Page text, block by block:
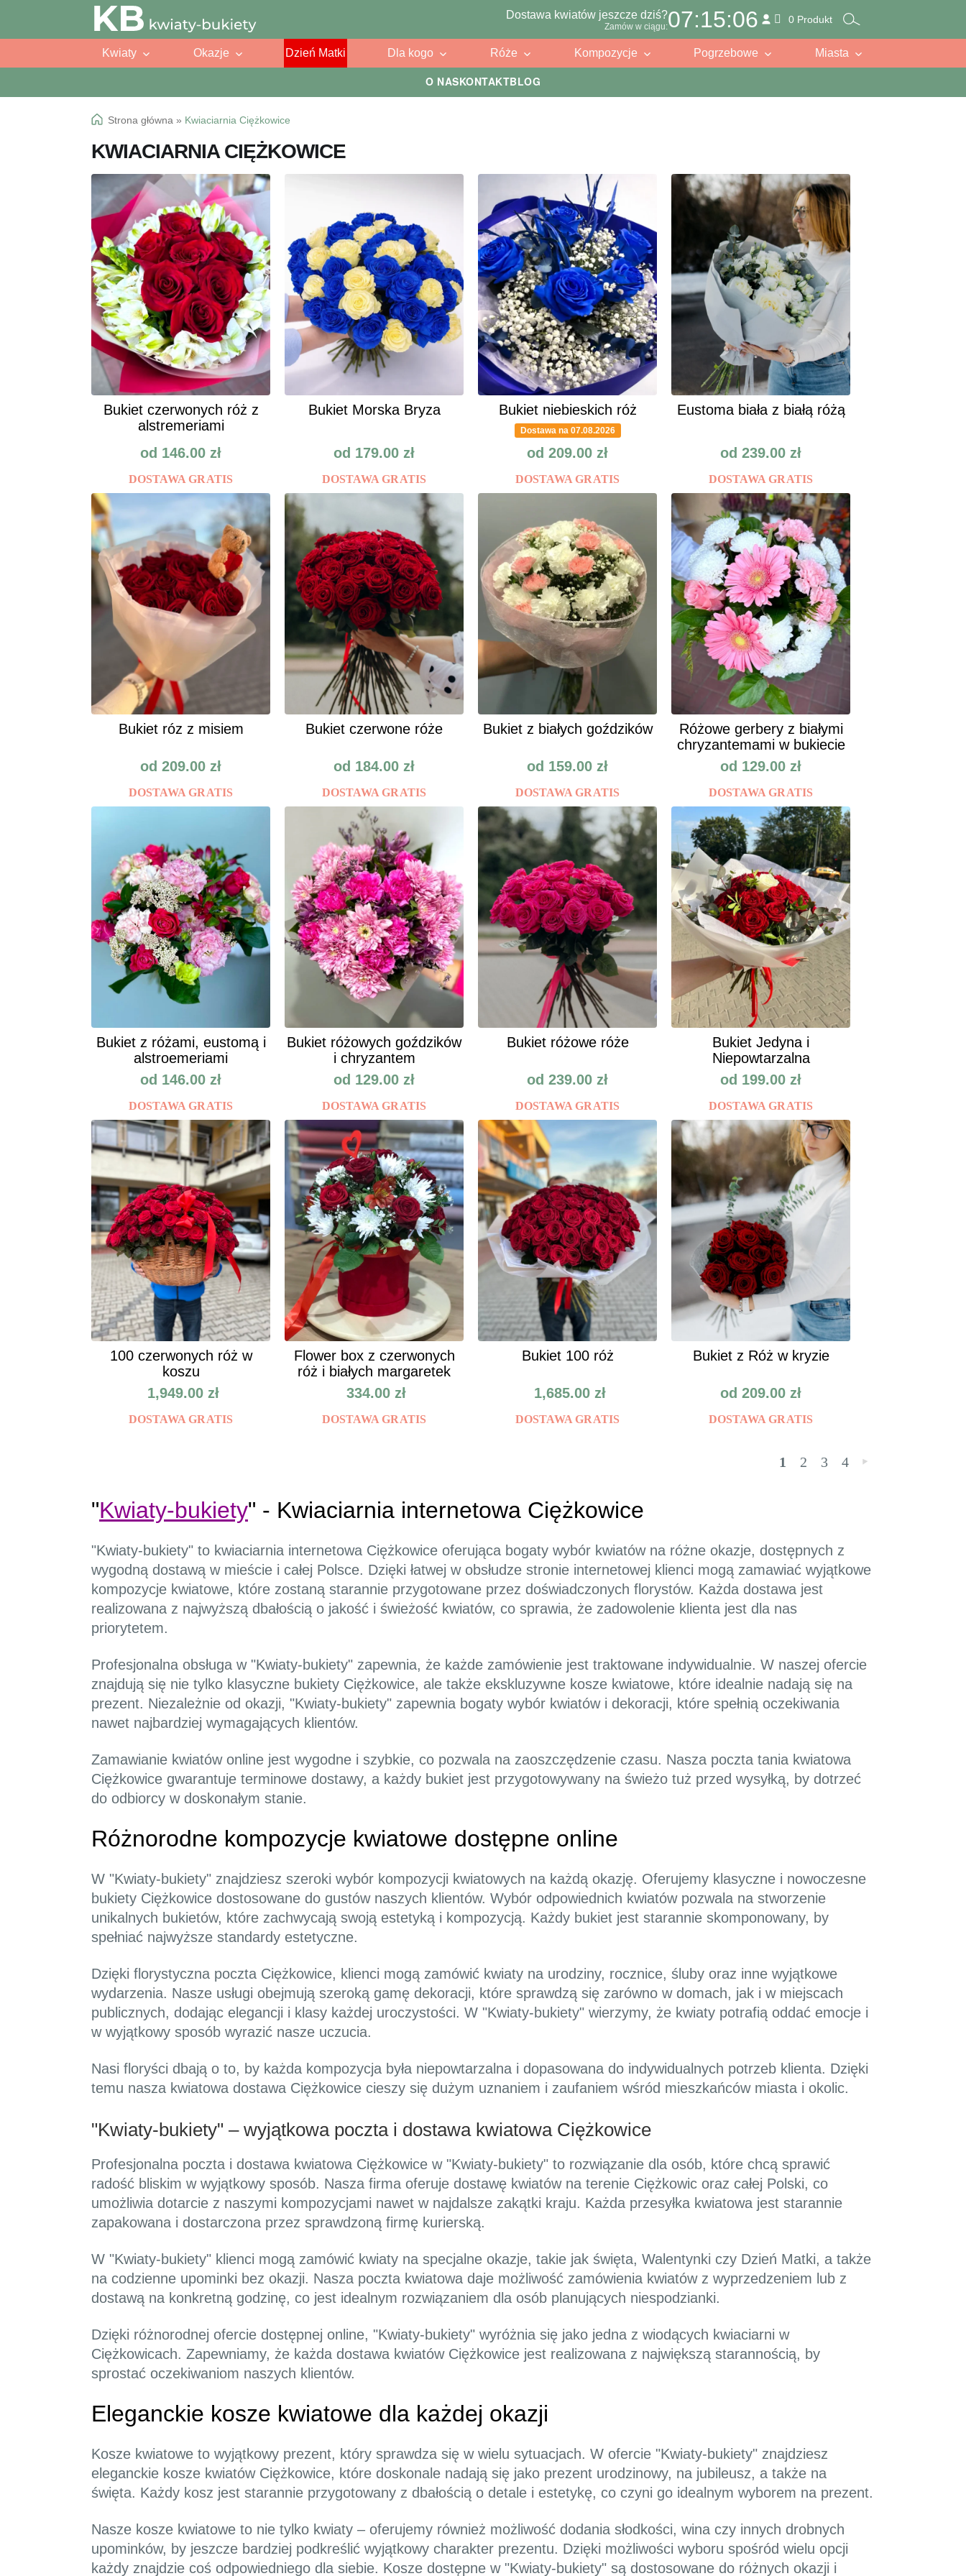
O NASKONTAKTBLOG
Przejdź
do
Przejdź
do
Dostawa kwiatów jeszcze dziś?
Zamów w ciągu:07:15:05 0 Produkt
Kwiaty Okazje Dzień Matki Dla kogo Róże Kompozycje Pogrzebowe Miasta
Strona główna » Kwiaciarnia Ciężkowice
KWIACIARNIA CIĘŻKOWICE
Bukiet czerwonych róż z
alstremeriami
od 146.00 zł
DOSTAWA GRATIS
Bukiet Morska Bryza
od 179.00 zł
DOSTAWA GRATIS
Bukiet niebieskich róż
Dostawa na 07.08.2026
od 209.00 zł
DOSTAWA GRATIS
Eustoma biała z białą różą
od 239.00 zł
DOSTAWA GRATIS
Bukiet róz z misiem
od 209.00 zł
DOSTAWA GRATIS
Bukiet czerwone róże
od 184.00 zł
DOSTAWA GRATIS
Bukiet z białych goździków
od 159.00 zł
DOSTAWA GRATIS
Różowe gerbery z białymi
chryzantemami w bukiecie
od 129.00 zł
DOSTAWA GRATIS
Bukiet z różami, eustomą i
alstroemeriami
od 146.00 zł
DOSTAWA GRATIS
Bukiet różowych goździków
i chryzantem
od 129.00 zł
DOSTAWA GRATIS
Bukiet różowe róże
od 239.00 zł
DOSTAWA GRATIS
Bukiet Jedyna i
Niepowtarzalna
od 199.00 zł
DOSTAWA GRATIS
100 czerwonych róż w
koszu
1,949.00 zł
DOSTAWA GRATIS
Flower box z czerwonych
róż i białych margaretek
334.00 zł
DOSTAWA GRATIS
Bukiet 100 róż
1,685.00 zł
DOSTAWA GRATIS
Bukiet z Róż w kryzie
od 209.00 zł
DOSTAWA GRATIS
1 2 3 4 »
"Kwiaty-bukiety" - Kwiaciarnia internetowa Ciężkowice
"Kwiaty-bukiety" to kwiaciarnia internetowa Ciężkowice oferująca bogaty wybór kwiatów na różne okazje, dostępnych z
wygodną dostawą w mieście i całej Polsce. Dzięki łatwej w obsłudze stronie internetowej klienci mogą zamawiać wyjątkowe
kompozycje kwiatowe, które zostaną starannie przygotowane przez doświadczonych florystów. Każda dostawa jest
realizowana z najwyższą dbałością o jakość i świeżość kwiatów, co sprawia, że zadowolenie klienta jest dla nas
priorytetem.
Profesjonalna obsługa w "Kwiaty-bukiety" zapewnia, że każde zamówienie jest traktowane indywidualnie. W naszej ofercie
znajdują się nie tylko klasyczne bukiety Ciężkowice, ale także ekskluzywne kosze kwiatowe, które idealnie nadają się na
prezent. Niezależnie od okazji, "Kwiaty-bukiety" zapewnia bogaty wybór kwiatów i dekoracji, które spełnią oczekiwania
nawet najbardziej wymagających klientów.
Zamawianie kwiatów online jest wygodne i szybkie, co pozwala na zaoszczędzenie czasu. Nasza poczta tania kwiatowa
Ciężkowice gwarantuje terminowe dostawy, a każdy bukiet jest przygotowywany na świeżo tuż przed wysyłką, by dotrzeć
do odbiorcy w doskonałym stanie.
Różnorodne kompozycje kwiatowe dostępne online
W "Kwiaty-bukiety" znajdziesz szeroki wybór kompozycji kwiatowych na każdą okazję. Oferujemy klasyczne i nowoczesne
bukiety Ciężkowice dostosowane do gustów naszych klientów. Wybór odpowiednich kwiatów pozwala na stworzenie
unikalnych bukietów, które zachwycają swoją estetyką i kompozycją. Każdy bukiet jest starannie skomponowany, by
spełniać najwyższe standardy estetyczne.
Dzięki florystyczna poczta Ciężkowice, klienci mogą zamówić kwiaty na urodziny, rocznice, śluby oraz inne wyjątkowe
wydarzenia. Nasze usługi obejmują szeroką gamę dekoracji, które sprawdzą się zarówno w domach, jak i w miejscach
publicznych, dodając elegancji i klasy każdej uroczystości. W "Kwiaty-bukiety" wierzymy, że kwiaty potrafią oddać emocje i
w wyjątkowy sposób wyrazić nasze uczucia.
Nasi floryści dbają o to, by każda kompozycja była niepowtarzalna i dopasowana do indywidualnych potrzeb klienta. Dzięki
temu nasza kwiatowa dostawa Ciężkowice cieszy się dużym uznaniem i zaufaniem wśród mieszkańców miasta i okolic.
"Kwiaty-bukiety" – wyjątkowa poczta i dostawa kwiatowa Ciężkowice
Profesjonalna poczta i dostawa kwiatowa Ciężkowice w "Kwiaty-bukiety" to rozwiązanie dla osób, które chcą sprawić
radość bliskim w wyjątkowy sposób. Nasza firma oferuje dostawę kwiatów na terenie Ciężkowic oraz całej Polski, co
umożliwia dotarcie z naszymi kompozycjami nawet w najdalsze zakątki kraju. Każda przesyłka kwiatowa jest starannie
zapakowana i dostarczona przez sprawdzoną firmę kurierską.
W "Kwiaty-bukiety" klienci mogą zamówić kwiaty na specjalne okazje, takie jak święta, Walentynki czy Dzień Matki, a także
na codzienne upominki bez okazji. Nasza poczta kwiatowa daje możliwość zamówienia kwiatów z wyprzedzeniem lub z
dostawą na konkretną godzinę, co jest idealnym rozwiązaniem dla osób planujących niespodzianki.
Dzięki różnorodnej ofercie dostępnej online, "Kwiaty-bukiety" wyróżnia się jako jedna z wiodących kwiaciarni w
Ciężkowicach. Zapewniamy, że każda dostawa kwiatów Ciężkowice jest realizowana z największą starannością, by
sprostać oczekiwaniom naszych klientów.
Eleganckie kosze kwiatowe dla każdej okazji
Kosze kwiatowe to wyjątkowy prezent, który sprawdza się w wielu sytuacjach. W ofercie "Kwiaty-bukiety" znajdziesz
eleganckie kosze kwiatów Ciężkowice, które doskonale nadają się jako prezent urodzinowy, na jubileusz, a także na
święta. Każdy kosz jest starannie przygotowany z dbałością o detale i estetykę, co czyni go idealnym wyborem na prezent.
Nasze kosze kwiatowe to nie tylko kwiaty – oferujemy również możliwość dodania słodkości, wina czy innych drobnych
upominków, by jeszcze bardziej podkreślić wyjątkowy charakter prezentu. Dzięki możliwości wyboru spośród wielu opcji
każdy znajdzie coś odpowiedniego dla siebie. Kosze dostępne w "Kwiaty-bukiety" są dostosowane do różnych okazji i